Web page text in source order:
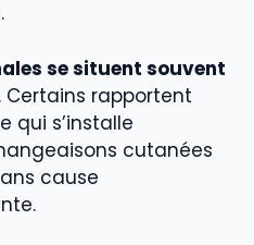
se situent souvent
. Certains rapportent
qui s’installe
cutanées
cause